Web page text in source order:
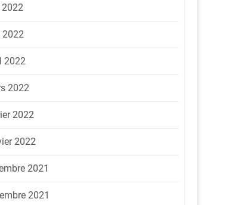
2022
2022
2022
2022
2022
2021
2021